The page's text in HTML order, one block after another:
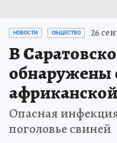
НОВОСТИ ОБЩЕСТВО 26
В
обнаружены
Опасная
поголовье свиней